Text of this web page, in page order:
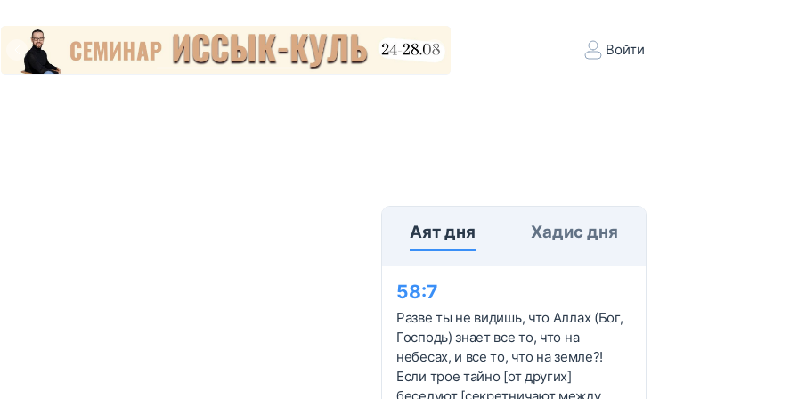
Войти
Аят дня Хадис дня
58:7
Разве ты не видишь, что Аллах (Бог,
Господь) знает все то, что на
небесах, и все то, что на земле?!
Если трое тайно [от других]